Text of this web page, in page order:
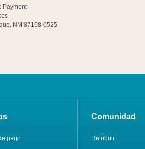
Payment
NM 87158-0525
pago
Comunidad
Retribuir